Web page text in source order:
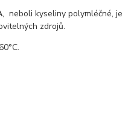
, neboli kyseliny polymléčné, je
zdrojů.